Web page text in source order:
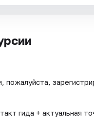
пожалуйста,
гида + актуальная